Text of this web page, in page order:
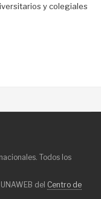
y colegiales
Todos los
del Centro de